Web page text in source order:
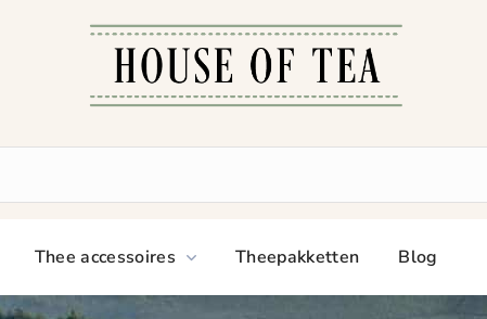
Thee accessoires Theepakketten Blog